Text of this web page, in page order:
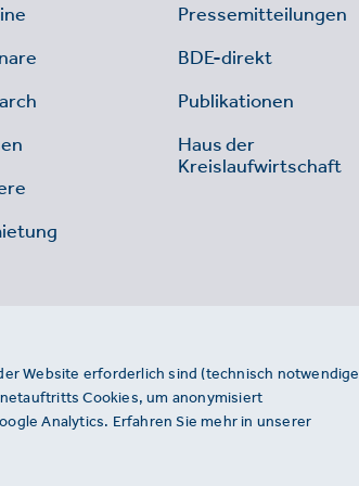
Pressemitteilungen
BDE-direkt
Publikationen
Haus der
Kreislaufwirtschaft
Website erforderlich sind (technisch notwendige
Cookies, um anonymisiert
Analytics. Erfahren Sie mehr in unserer